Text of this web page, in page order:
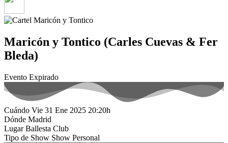
Maricón y Tontico (Carles Cuevas & Fer
Bleda)
Evento Expirado
Cuándo Vie 31 Ene 2025 20:20h
Dónde Madrid
LugarBallesta Club
Tipo de Show Show Personal